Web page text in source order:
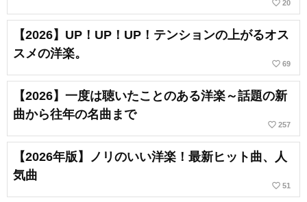
favorite_border 20
【2026】UP！UP！UP！テンションの上がるオス
スメの洋楽。
favorite_border 69
【2026】一度は聴いたことのある洋楽～話題の新
曲から往年の名曲まで
favorite_border 257
【2026年版】ノリのいい洋楽！最新ヒット曲、人
気曲
favorite_border 51